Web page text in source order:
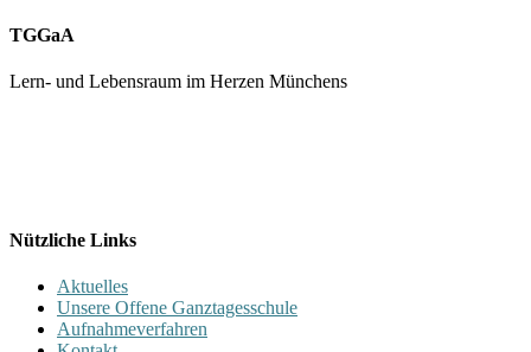
TGGaA
Lern- und Lebensraum im Herzen Münchens
Nützliche Links
Aktuelles
Unsere Offene Ganztagesschule
Aufnahmeverfahren